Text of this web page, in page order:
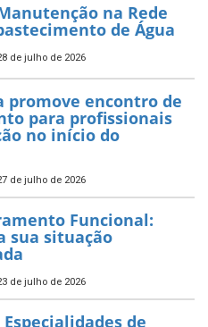
na Rede
de Água
de julho de 2026
promove encontro de
para profissionais
no início do
de julho de 2026
Funcional:
sua situação
de julho de 2026
de